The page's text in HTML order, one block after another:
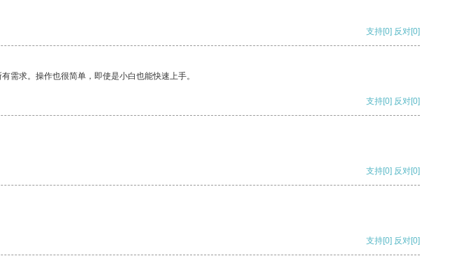
支持[0] 反对[0]
需求。操作也很简单，即使是小白也能快速上手。
支持[0] 反对[0]
支持[0] 反对[0]
支持[0] 反对[0]